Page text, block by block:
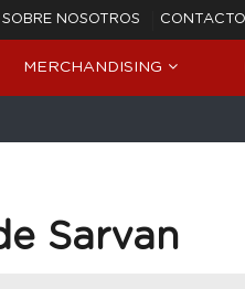
SOBRE NOSOTROS CONTACTO
MERCHANDISING
Sarvan